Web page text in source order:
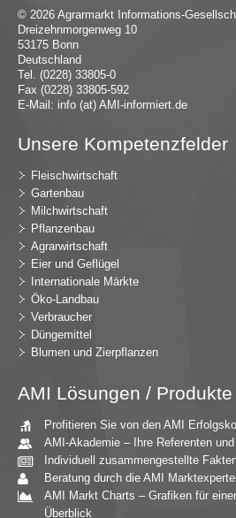
© 2026 Agrarmarkt Informations-
Dreizehnmorgenweg 10
53175 Bonn
Deutschland
Tel. (0228) 33805-0
Fax (0228) 33805-592
E-Mail: info (at) AMI-informiert.de
Unsere Kompetenzfelder
Fleischwirtschaft
Gartenbau
Milchwirtschaft
Pflanzenbau
Agrarwirtschaft
Eier und Geflügel
Internationale Märkte
Öko-Landbau
Verbraucher
Düngemittel
Blumen und Zierpflanzen
AMI Lösungen / Produkte
Profitieren Sie von den AMI
AMI-Akademie – Ihre Referenten
Individuell zusammengestellte
Beratung durch die AMI
AMI Markt Charts – Grafiken für
Überblick